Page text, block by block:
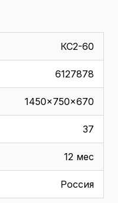
КС2-60
6127878
1450x750x670
37
12 мес
Россия